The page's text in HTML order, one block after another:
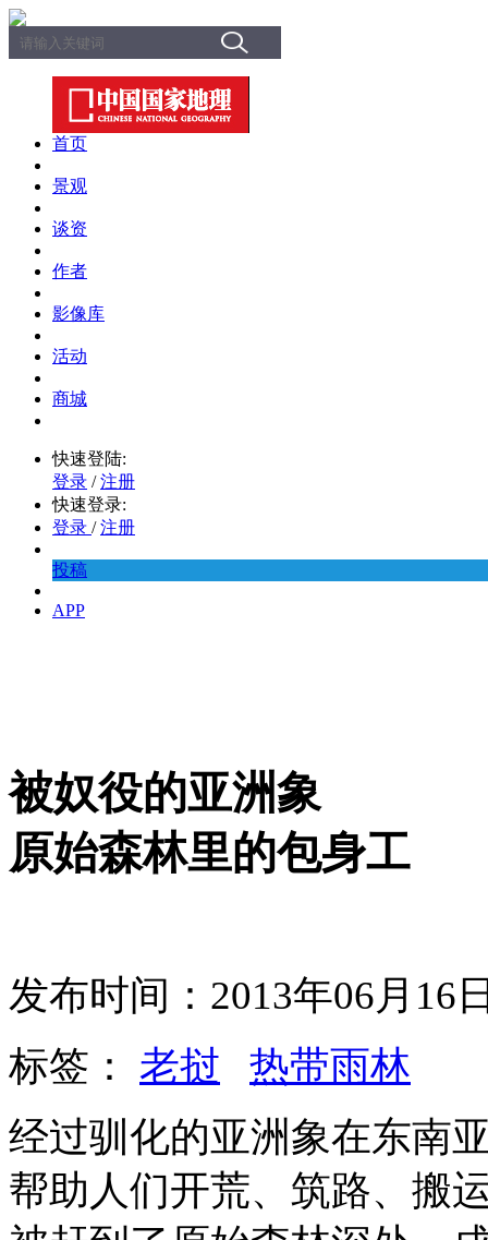
首页
景观
谈资
作者
影像库
活动
商城
快速登陆:
登录 / 注册
快速登录:
登录 / 注册
投稿
APP
被奴役的亚洲象
原始森林里的包身工
发布时间：2013年06月16
标签： 老挝
热带雨林
经过驯化的亚洲象在东南
帮助人们开荒、筑路、搬